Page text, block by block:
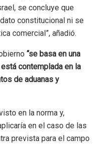
se concluye que
constitucional ni se
comercial”, añadió.
“se basa en una
contemplada en la
de aduanas y
en la norma y,
en el caso de las
prevista para el campo